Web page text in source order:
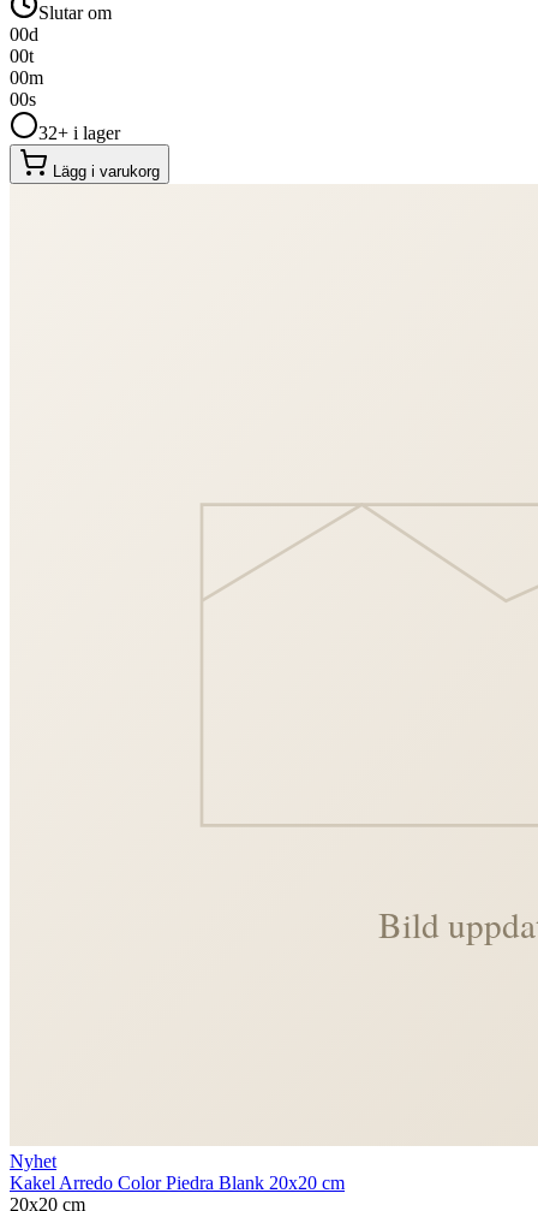
Slutar om
00d
00t
00m
00s
32+ i lager
Lägg i varukorg
Nyhet
Kakel Arredo Color Piedra Blank 20x20 cm
20x20 cm